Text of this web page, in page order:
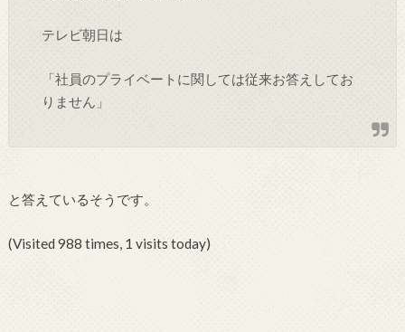
テレビ朝日は
「社員のプライベートに関しては従来お答えしてお
りません」
と答えているそうです。
(Visited 988 times, 1 visits today)